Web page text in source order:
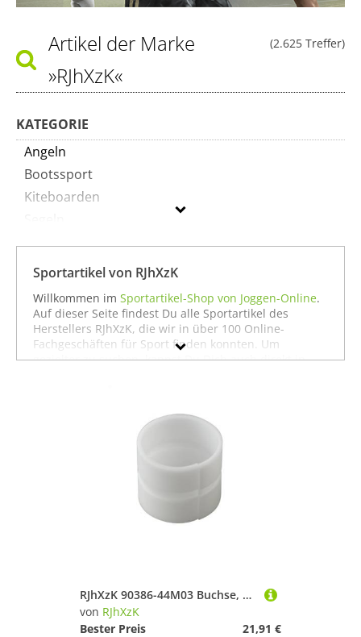
(2.625 Treffer)
Artikel der Marke
»RJhXzK«
KATEGORIE
Angeln
Bootssport
Kiteboarden
Sportausrüstung
Sportausstattung
RJhXzK
Sportartikel von RJhXzK
Willkommen im Sportartikel-Shop von Joggen-Online.
Auf dieser Seite findest Du alle Sportartikel des
Herstellers RJhXzK, die wir in über 100 Online-
Fachgeschäften für Sport finden konnten. Um
gezielter zu suchen, kannst Du Dich auch direkt in
RJhXzK für den Sport Bootssport
bieten hat. Wenn Du dort nicht findest, was Du
suchst, stöbere doch einfach ja nach Deiner Sportart
in der jeweiligen Sportabteilung - wir haben für fast
jeden Sport ein breites Angebot - vom
Fitness Boxen
wünschen wir Dir viel Spaß und Erfolg mit Deinem
RJhXzK 90386-44M03 Buchse, Nylonbuchse passend for ymh Außenbordteile 2-Takt 40 PS for Schwenkhalterung 4-Takt 25 PS 20 PS 40 PS
von RJhXzK
Bester Preis
21,91 €